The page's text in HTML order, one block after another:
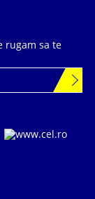
rugam sa te